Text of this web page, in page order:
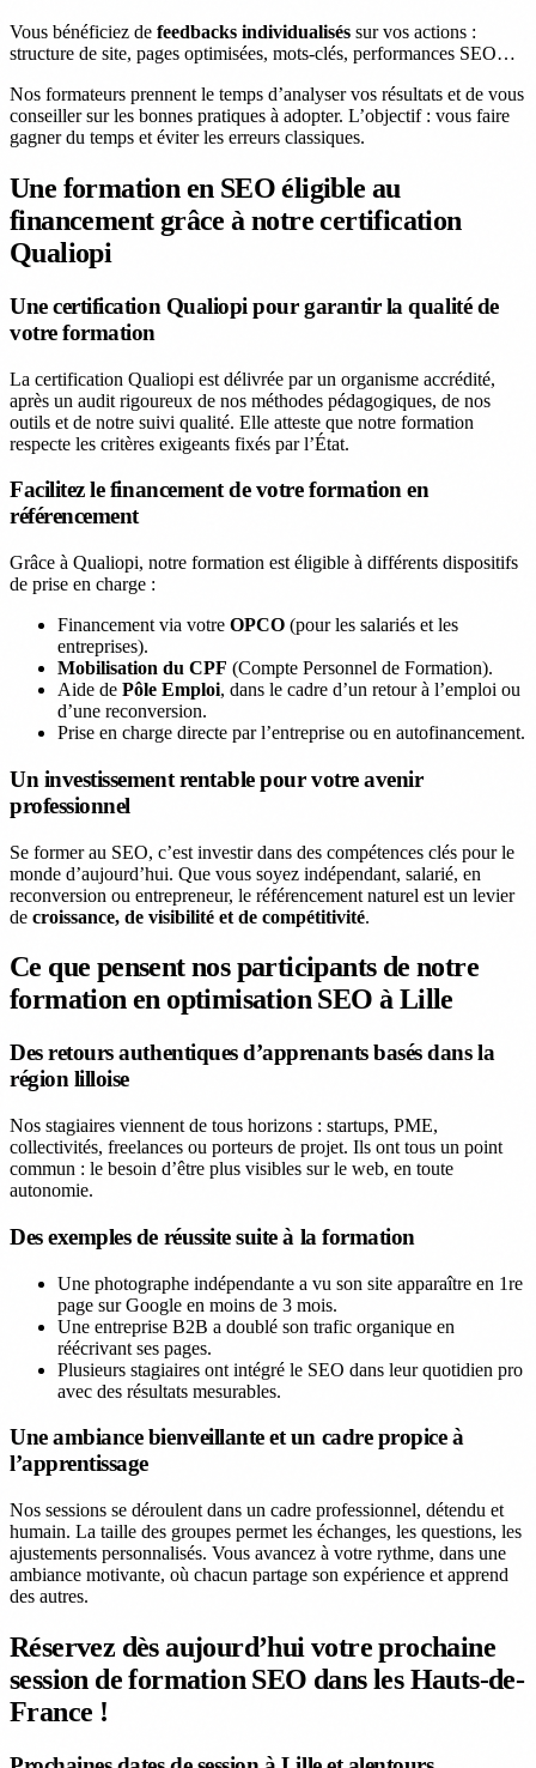
Vous bénéficiez de feedbacks individualisés sur vos actions :
structure de site, pages optimisées, mots-clés, performances SEO…
Nos formateurs prennent le temps d’analyser vos résultats et de vous
conseiller sur les bonnes pratiques à adopter. L’objectif : vous faire
gagner du temps et éviter les erreurs classiques.
Une formation en SEO éligible au
financement grâce à notre certification
Qualiopi
Une certification Qualiopi pour garantir la qualité de
votre formation
La certification Qualiopi est délivrée par un organisme accrédité,
après un audit rigoureux de nos méthodes pédagogiques, de nos
outils et de notre suivi qualité. Elle atteste que notre formation
respecte les critères exigeants fixés par l’État.
Facilitez le financement de votre formation en
référencement
Grâce à Qualiopi, notre formation est éligible à différents dispositifs
de prise en charge :
Financement via votre OPCO (pour les salariés et les
entreprises).
Mobilisation du CPF (Compte Personnel de Formation).
Aide de Pôle Emploi, dans le cadre d’un retour à l’emploi ou
d’une reconversion.
Prise en charge directe par l’entreprise ou en autofinancement.
Un investissement rentable pour votre avenir
professionnel
Se former au SEO, c’est investir dans des compétences clés pour le
monde d’aujourd’hui. Que vous soyez indépendant, salarié, en
reconversion ou entrepreneur, le référencement naturel est un levier
de croissance, de visibilité et de compétitivité.
Ce que pensent nos participants de notre
formation en optimisation SEO à Lille
Des retours authentiques d’apprenants basés dans la
région lilloise
Nos stagiaires viennent de tous horizons : startups, PME,
collectivités, freelances ou porteurs de projet. Ils ont tous un point
commun : le besoin d’être plus visibles sur le web, en toute
autonomie.
Des exemples de réussite suite à la formation
Une photographe indépendante a vu son site apparaître en 1re
page sur Google en moins de 3 mois.
Une entreprise B2B a doublé son trafic organique en
réécrivant ses pages.
Plusieurs stagiaires ont intégré le SEO dans leur quotidien pro
avec des résultats mesurables.
Une ambiance bienveillante et un cadre propice à
l’apprentissage
Nos sessions se déroulent dans un cadre professionnel, détendu et
humain. La taille des groupes permet les échanges, les questions, les
ajustements personnalisés. Vous avancez à votre rythme, dans une
ambiance motivante, où chacun partage son expérience et apprend
des autres.
Réservez dès aujourd’hui votre prochaine
session de formation SEO dans les Hauts-de-
France !